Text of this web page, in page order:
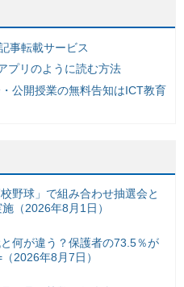
事転載サービス
プリのように読む方法
公開授業の無料告知はICT教育
野球」で組み合わせ抽選会と
（2026年8月1日）
何が違う？保護者の73.5％が
2026年8月7日）